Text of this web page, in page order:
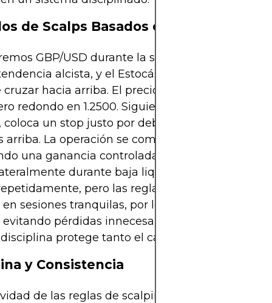
de Scalps Basados en Reglas
GBP/USD durante la sesión de Nueva York.
alcista, y el Estocástico cae por debajo
cruzar hacia arriba. El precio también está en
redondo en 1.2500. Siguiendo las reglas, el
coloca un stop justo por debajo de 1.2490, y
arriba. La operación se completa en minutos,
una ganancia controlada. Otro ejemplo: EUR/
durante baja liquidez. El Estocástico
pero las reglas del trader
sesiones tranquilas, por lo que se mantienen
pérdidas innecesarias. Estos ejemplos
protege tanto el capital como la
y Consistencia
de las reglas de scalping depende de la